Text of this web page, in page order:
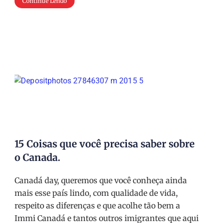
15 Coisas que você precisa saber sobre
o Canada.
Canadá day, queremos que você conheça ainda
mais esse país lindo, com qualidade de vida,
respeito as diferenças e que acolhe tão bem a
Immi Canadá e tantos outros imigrantes que aqui